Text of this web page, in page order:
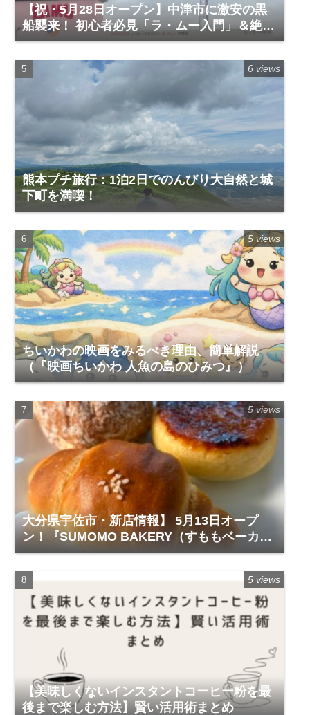
【祝・5月28日オープン】中津市に激安の黒
船襲来！ 初心者必見「ラ・ムー入門」＆絶対
に買うべき神商品
熊本プチ旅行：1泊2日でのんびり大自然と城
下町を満喫！
6 views
ちいかわの映画をみるべき理由、簡単解説
（『映画ちいかわ 人魚の島のひみつ』）
5 views
大分県宇佐市・新店情報】 5月13日オープ
ン！『SUMOMO BAKERY（すももベーカリ
ー）』レビュー
5 views
【美味しくないインスタントコーヒー粉を最
後まで楽しむ方法】賢い活用術まとめ
5 views